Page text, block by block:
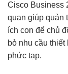
Cisco Business
quan giúp quản
ích con để chủ
bỏ nhu cầu
phức tạp.